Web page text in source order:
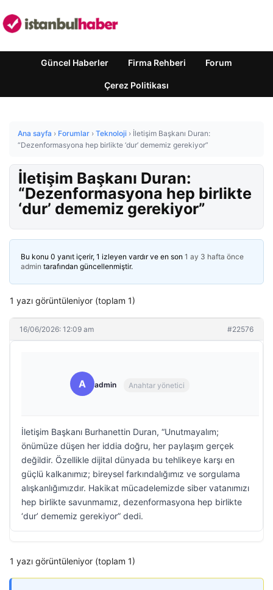
Güncel Haberler Firma Rehberi Forum
Çerez Politikası
Ana sayfa › Forumlar › Teknoloji › İletişim Başkanı Duran:
“Dezenformasyona hep birlikte ‘dur’ dememiz gerekiyor”
İletişim Başkanı Duran:
“Dezenformasyona hep birlikte
‘dur’ dememiz gerekiyor”
Bu konu 0 yanıt içerir, 1 izleyen vardır ve en son 1 ay 3 hafta önce
admin tarafından güncellenmiştir.
1 yazı görüntüleniyor (toplam 1)
16/06/2026: 12:09 am #22576
A admin Anahtar yönetici
İletişim Başkanı Burhanettin Duran, “Unutmayalım;
önümüze düşen her iddia doğru, her paylaşım gerçek
değildir. Özellikle dijital dünyada bu tehlikeye karşı en
güçlü kalkanımız; bireysel farkındalığımız ve sorgulama
alışkanlığımızdır. Hakikat mücadelemizde siber vatanımızı
hep birlikte savunmamız, dezenformasyona hep birlikte
‘dur’ dememiz gerekiyor” dedi.
1 yazı görüntüleniyor (toplam 1)